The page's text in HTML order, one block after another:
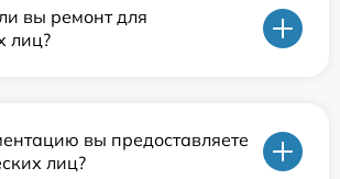
вы ремонт для
лиц?
вы предоставляете
лиц?